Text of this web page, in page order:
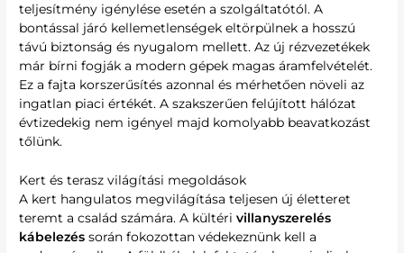
teljesítmény igénylése esetén a szolgáltatótól. A
bontással járó kellemetlenségek eltörpülnek a hosszú
távú biztonság és nyugalom mellett. Az új rézvezetékek
már bírni fogják a modern gépek magas áramfelvételét.
Ez a fajta korszerűsítés azonnal és mérhetően növeli az
ingatlan piaci értékét. A szakszerűen felújított hálózat
évtizedekig nem igényel majd komolyabb beavatkozást
tőlünk.
Kert és terasz világítási megoldások
A kert hangulatos megvilágítása teljesen új életteret
teremt a család számára. A kültérivillanyszerelés
kábelezés során fokozottan védekeznünk kell a